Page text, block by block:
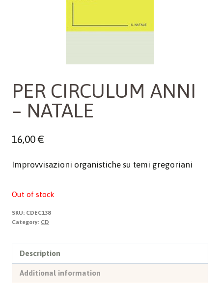
PER CIRCULUM ANNI
– NATALE
16,00€
Improvvisazioni organistiche su temi gregoriani
Out of stock
SKU: CDEC138
Category: CD
Description
Additional information